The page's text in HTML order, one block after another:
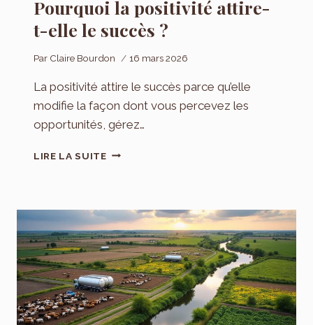
Pourquoi la positivité attire-
t-elle le succès ?
Par Claire Bourdon 16 mars 2026
La positivité attire le succès parce qu’elle
modifie la façon dont vous percevez les
opportunités, gérez…
LIRE LA SUITEPOURQUOI
T-
ELLE
LE
SUCCÈS
?